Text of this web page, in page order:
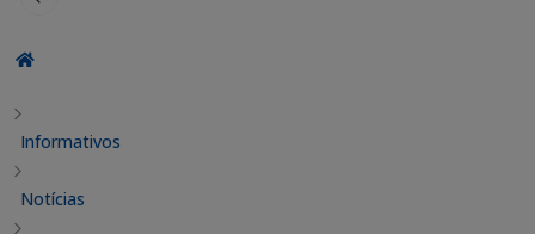
Informativos
Notícias